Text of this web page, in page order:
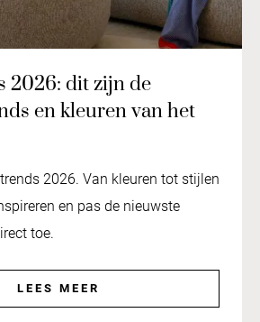
2026: dit zijn de
en kleuren van het
2026. Van kleuren tot stijlen
en pas de nieuwste
toe.
LEES MEER